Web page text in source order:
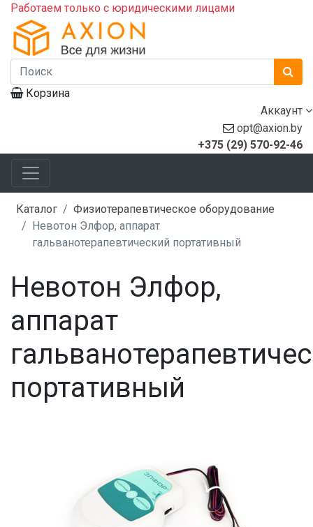
Работаем только с юридическими лицами
Корзина
Аккаунт
opt@axion.by
+375 (29) 570-92-46
Каталог
Физиотерапевтическое оборудование
Невотон Элфор, аппарат
гальванотерапевтический портативный
Невотон Элфор,
аппарат
портативный